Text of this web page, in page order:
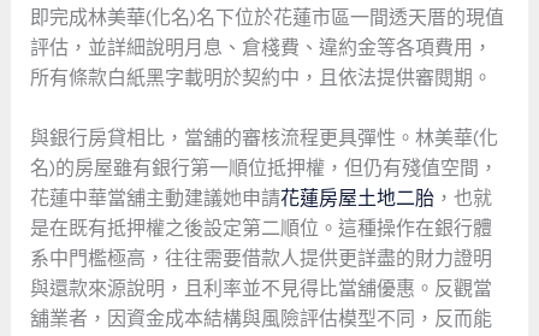
即完成林美華(化名)名下位於花蓮市區一間透天厝的現值
評估，並詳細說明月息、倉棧費、違約金等各項費用，
所有條款白紙黑字載明於契約中，且依法提供審閱期。
與銀行房貸相比，當舖的審核流程更具彈性。林美華(化
名)的房屋雖有銀行第一順位抵押權，但仍有殘值空間，
花蓮中華當舖主動建議她申請花蓮房屋土地二胎，也就
是在既有抵押權之後設定第二順位。這種操作在銀行體
系中門檻極高，往往需要借款人提供更詳盡的財力證明
與還款來源說明，且利率並不見得比當舖優惠。反觀當
舖業者，因資金成本結構與風險評估模型不同，反而能